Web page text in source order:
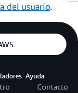
del usuario.
Ayuda
Contacto